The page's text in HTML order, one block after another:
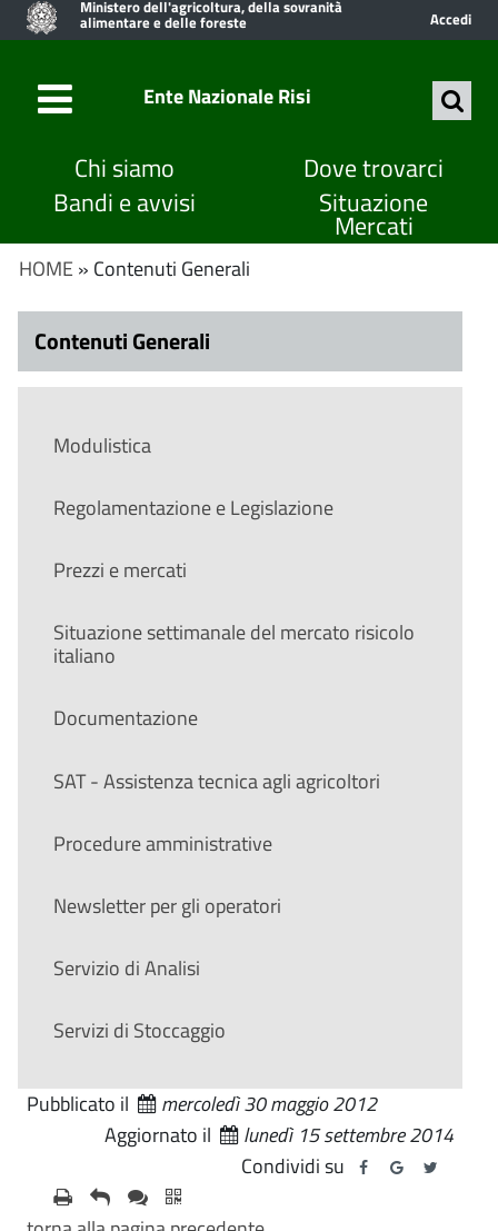
Ministero dell'agricoltura, della sovranità
alimentare e delle foreste Accedi
Ente Nazionale Risi
Chi siamo
Dove trovarci
Bandi e avvisi
Situazione
Mercati
HOME » Contenuti Generali
Contenuti Generali
Modulistica
Regolamentazione e Legislazione
Prezzi e mercati
Situazione settimanale del mercato risicolo
italiano
Documentazione
SAT - Assistenza tecnica agli agricoltori
Procedure amministrative
Newsletter per gli operatori
Servizio di Analisi
Servizi di Stoccaggio
Pubblicato il
mercoledì 30 maggio 2012
Aggiornato il
lunedì 15 settembre 2014
Condividi su